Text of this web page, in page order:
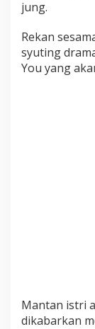
jung.
Rekan
syuting
You yang
Mantan istri
dikabarkan